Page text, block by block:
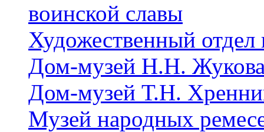
воинской славы
Художественный отдел
Дом-музей Н.Н.
Дом-музей Т.Н.
Музей народных